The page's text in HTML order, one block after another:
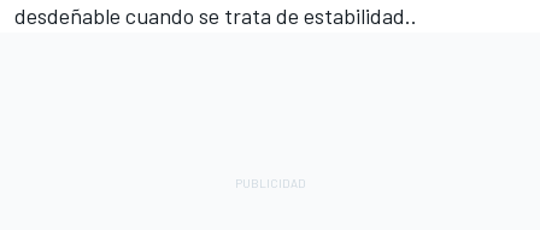
desdeñable cuando se trata de estabilidad..